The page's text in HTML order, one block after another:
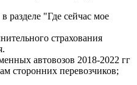
разделе "Где сейчас мое
страхования
автовозов 2018-2022 гг
сторонних перевозчиков;